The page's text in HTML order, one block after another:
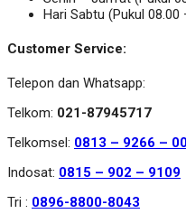
Hari Sabtu (Pukul 08.00
Customer Service:
Telepon dan Whatsapp:
Telkom: 021-87945717
Telkomsel: 0813 – 9266 –
Indosat: 0815 – 902 – 9109
Tri : 0896-8800-8043